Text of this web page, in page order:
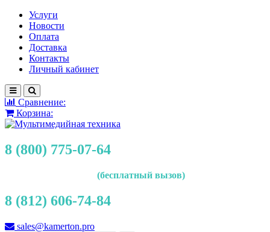
Услуги
Новости
Оплата
Доставка
Контакты
Личный кабинет
Сравнение:
Корзина:
8 (800) 775-07-64
(бесплатный вызов)
8 (812) 606-74-84
sales@kamerton.pro